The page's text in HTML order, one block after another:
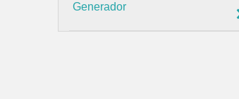
Generador